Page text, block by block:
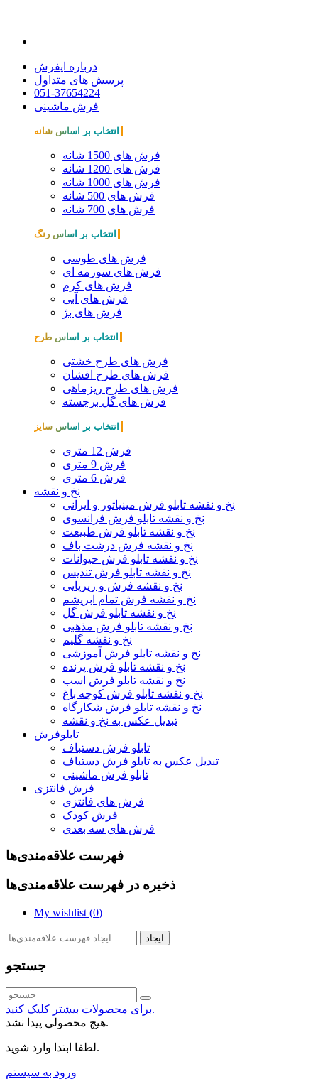
درباره ایفرش
پرسش های متداول
051-37654224
فرش ماشینی
انتخاب بر اساس شانه
فرش های 1500 شانه
فرش های 1200 شانه
فرش های 1000 شانه
فرش های 500 شانه
فرش های 700 شانه
انتخاب بر اساس رنگ
فرش های طوسی
فرش های سورمه ای
فرش های کرم
فرش های آبی
فرش های بژ
انتخاب بر اساس طرح
فرش های طرح خشتی
فرش های طرح افشان
فرش های طرح ریزماهی
فرش های گل برجسته
انتخاب بر اساس سایز
فرش 12 متری
فرش 9 متری
فرش 6 متری
نخ و نقشه
نخ و نقشه تابلو فرش مینیاتور و ایرانی
نخ و نقشه تابلو فرش فرانسوی
نخ و نقشه تابلو فرش طبیعت
نخ و نقشه فرش درشت باف
نخ و نقشه تابلو فرش حیوانات
نخ و نقشه تابلو فرش تندیس
نخ و نقشه فرش و زیرپایی
نخ و نقشه فرش تمام ابریشم
نخ و نقشه تابلو فرش گل
نخ و نقشه تابلو فرش مذهبی
نخ و نقشه گلیم
نخ و نقشه تابلو فرش آموزشی
نخ و نقشه تابلو فرش پرنده
نخ و نقشه تابلو فرش اسب
نخ و نقشه تابلو فرش کوچه باغ
نخ و نقشه تابلو فرش شکارگاه
تبدیل عکس به نخ و نقشه
تابلوفرش
تابلو فرش دستباف
تبدیل عکس به تابلو فرش دستباف
تابلو فرش ماشینی
فرش فانتزی
فرش های فانتزی
فرش کودک
فرش های سه بعدی
فهرست علاقه‌مندی‌ها
ذخیره در فهرست علاقه‌مندی‌ها
My wishlist (0)
ایجاد
جستجو
برای محصولات بیشتر کلیک کنید.
هیچ محصولی پیدا نشد.
لطفا ابتدا وارد شوید.
ورود به سیستم